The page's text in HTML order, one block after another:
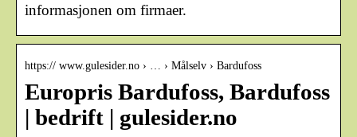
informasjonen om firmaer.
https:// www.gulesider.no › … › Målselv › Bardufoss
Europris Bardufoss, Bardufoss
| bedrift | gulesider.no